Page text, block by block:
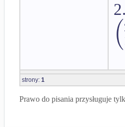
2.
(
strony: 1
Prawo do pisania przysługuje